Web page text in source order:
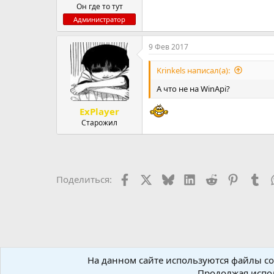
Он где то тут
Администратор
ExPlayer
Старожил
9 Фев 2017
Krinkels написал(а):
А что не на WinApi?
Поделиться: FacebookX (Twitter)
BlueskyLinkedIn
Reddit
Программирование Delphi Примеры
На данном сайте используются файлы